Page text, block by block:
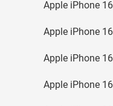
Apple iPhone
Apple iPhone
Apple iPhone
Apple iPhone